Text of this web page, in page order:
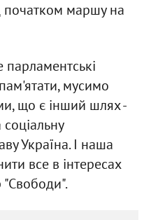
початком маршу на
мусимо
що є інший шлях -
Україна. І наша
все в інтересах
"Свободи".